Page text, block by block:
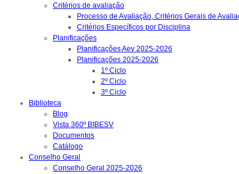
Critérios de avaliação
Processo de Avaliação, Critérios Gerais de
Critérios Específicos por Disciplina
Planificações
Planificações Aev 2025-2026
Planificações 2025-2026
1º Ciclo
2º Ciclo
3º Ciclo
Biblioteca
Blog
Vista 360º BIBESV
Documentos
Catálogo
Conselho Geral
Conselho Geral 2025-2026